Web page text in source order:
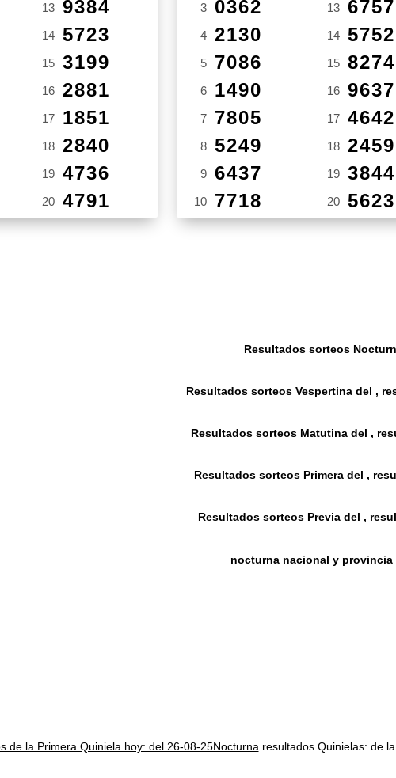
13 9384
14 5723
15 3199
16 2881
17 1851
18 2840
19 4736
20 4791
3 0362
4 2130
5 7086
6 1490
7 7805
8 5249
9 6437
10 7718
13 6757
14 5752
15 8274
16 9637
17 4642
18 2459
19 3844
20 5623
Resultados sorteos
Resultados sorteos Vespertina del ,
Resultados sorteos Matutina del ,
Resultados sorteos Primera del ,
Resultados sorteos Previa del ,
nocturna nacional y provincia
de la Primera Quiniela hoy: del 26-08-25Nocturna resultados Quinielas: de